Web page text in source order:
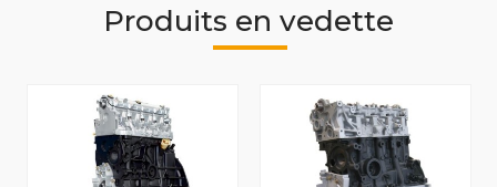
Produits en vedette